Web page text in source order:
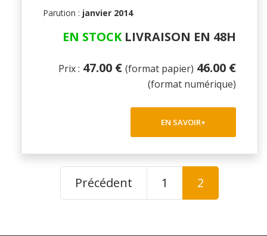
Parution : janvier 2014
EN STOCKLIVRAISON EN 48H
Prix : 47.00 € (format papier) 46.00 €
(format numérique)
EN SAVOIR+
Précédent 1 2